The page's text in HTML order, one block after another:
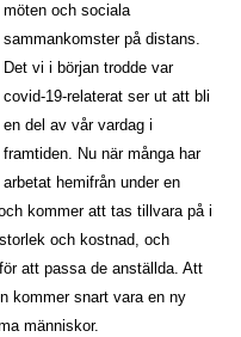
möten och sociala
sammankomster på distans.
Det vi i början trodde var
covid-19-relaterat ser ut att bli
en del av vår vardag i
framtiden. Nu när många har
arbetat hemifrån under en
kommer att tas tillvara på i
och kostnad, och
att passa de anställda. Att
kommer snart vara en ny
människor.